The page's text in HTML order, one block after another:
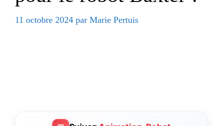
11 octobre 2024 par Marie Pertuis